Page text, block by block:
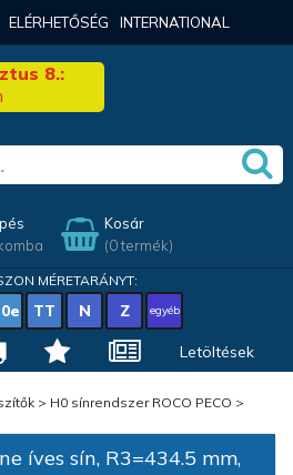
ELÉRHETŐSÉG INTERNATIONAL
8.:
Kosár
(0 termék)
MÉRETARÁNYT:
TT N Z egyéb
Letöltések
> H0 sínrendszer ROCO PECO >
íves sín, R3=434.5 mm,